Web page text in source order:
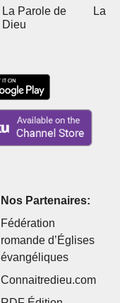
La Parole de
Dieu
La
Nos Partenaires:
Fédération
romande d’Églises
évangéliques
Connaitredieu.com